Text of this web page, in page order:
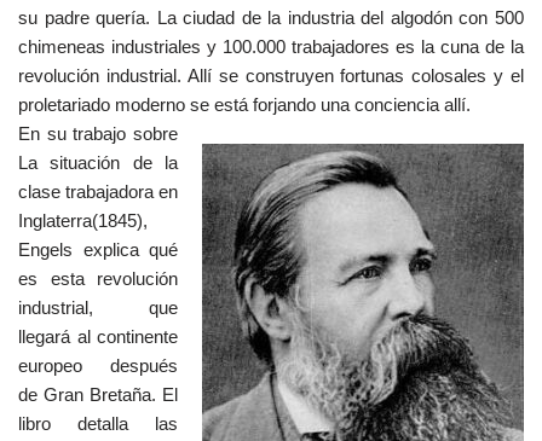
su padre quería. La ciudad de la industria del algodón con 500
chimeneas industriales y 100.000 trabajadores es la cuna de la
revolución industrial. Allí se construyen fortunas colosales y el
proletariado moderno se está forjando una conciencia allí.
En su trabajo sobre
La situación de la
clase trabajadora en
Inglaterra(1845),
Engels explica qué
es esta revolución
industrial, que
llegará al continente
europeo después
de Gran Bretaña. El
libro detalla las